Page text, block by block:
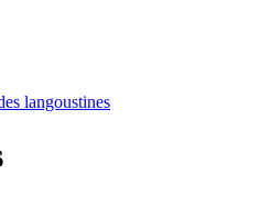
langoustines